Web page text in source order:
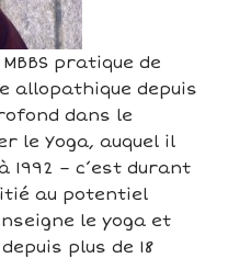
pratique de
allopathique depuis
dans le
le Yoga, auquel il
1992 – c’est durant
au potentiel
le yoga et
plus de 18